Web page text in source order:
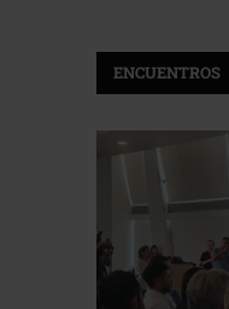
ENCUENTROS